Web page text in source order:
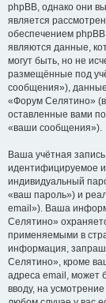
phpBB, однако они
является
обеспечением
являются данные,
могут быть, но не
размещённые под
сообщения»),
«Форум Селятино»
оставленные вами
«ваши сообщения»).
Ваша учётная
идентифицируемое
индивидуальный
«ваш пароль») и
email»). Ваша
Селятино»
применяемыми в
информация,
Селятино», кроме
адреса email, может
вводу, на